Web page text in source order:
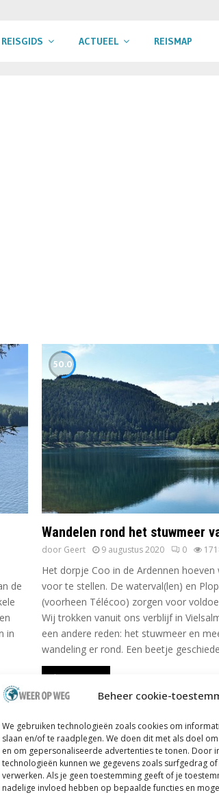
Beheer cookie-
We gebruiken technologieën zoals cookies om
slaan en/of te raadplegen. We doen dit met als doel
en om gepersonaliseerde advertenties te tonen. Door
technologieën kunnen we gegevens zoals surfgedrag
verwerken. Als je geen toestemming geeft of je
nadelige invloed hebben op bepaalde functies en
REISGIDS ACTUEEL REISMAP
de
in
50.0
Wandelen rond het stuwmeer
door Geert 9 augustus 2020 0
Het dorpje Coo in de Ardennen
voor te stellen. De waterval(len) en
(voorheen Télécoo) zorgen voor
Wij trokken vanuit ons verblijf in
een andere reden: het stuwmeer en
wandeling er rond. Een beetje
Lees meer
76.7